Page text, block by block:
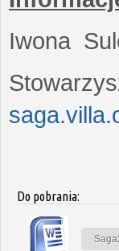
Iwona
Do pobrania: